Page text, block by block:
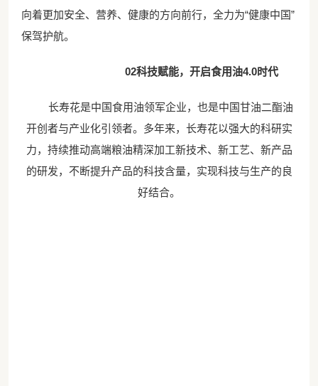
向着更加安全、营养、健康的方向前行，全力为“健康中国”
保驾护航。
02科技赋能，开启食用油4.0时代
长寿花是中国食用油领军企业，也是中国甘油二酯油
开创者与产业化引领者。多年来，长寿花以强大的科研实
力，持续推动高端粮油精深加工新技术、新工艺、新产品
的研发，不断提升产品的科技含量，实现科技与生产的良
好结合。